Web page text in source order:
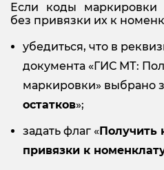
Если коды маркировки
без привязки их к
убедиться, что в
документа «ГИС МТ:
маркировки» выбрано
остатков»;
задать флаг « Получить
привязки к